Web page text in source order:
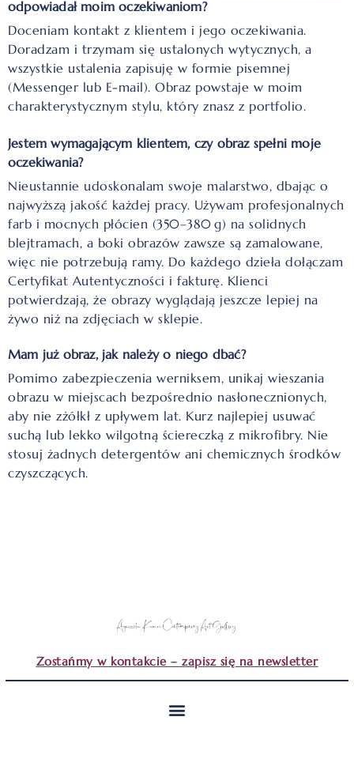
odpowiadał moim oczekiwaniom?
Doceniam kontakt z klientem i jego oczekiwania.
Doradzam i trzymam się ustalonych wytycznych, a
wszystkie ustalenia zapisuję w formie pisemnej
(Messenger lub E-mail). Obraz powstaje w moim
charakterystycznym stylu, który znasz z portfolio.
Jestem wymagającym klientem, czy obraz spełni moje
oczekiwania?
Nieustannie udoskonalam swoje malarstwo, dbając o
najwyższą jakość każdej pracy. Używam profesjonalnych
farb i mocnych płócien (350–380 g) na solidnych
blejtramach, a boki obrazów zawsze są zamalowane,
więc nie potrzebują ramy. Do każdego dzieła dołączam
Certyfikat Autentyczności i fakturę. Klienci
potwierdzają, że obrazy wyglądają jeszcze lepiej na
żywo niż na zdjęciach w sklepie.
Mam już obraz, jak należy o niego dbać?
Pomimo zabezpieczenia werniksem, unikaj wieszania
obrazu w miejscach bezpośrednio nasłonecznionych,
aby nie zżółkł z upływem lat. Kurz najlepiej usuwać
suchą lub lekko wilgotną ściereczką z mikrofibry. Nie
stosuj żadnych detergentów ani chemicznych środków
czyszczących.
Zostańmy w kontakcie – zapisz się na newsletter